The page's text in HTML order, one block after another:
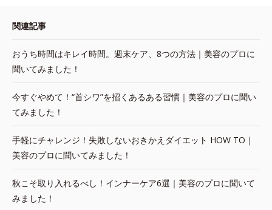
関連記事
おうち時間はキレイ時間。週末ケア、8つの方法｜美容のプロに
聞いてみました！
今すぐやめて！“首シワ”を招くあるある習慣｜美容のプロに聞い
てみました！
手軽にチャレンジ！失敗しないおきかえダイエット HOW TO｜
美容のプロに聞いてみました！
秋こそ取り入れるべし！インナーケア6選｜美容のプロに聞いて
みました！